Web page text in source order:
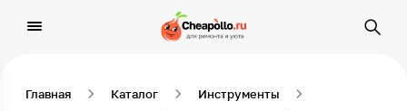
Главная Каталог
Инструменты